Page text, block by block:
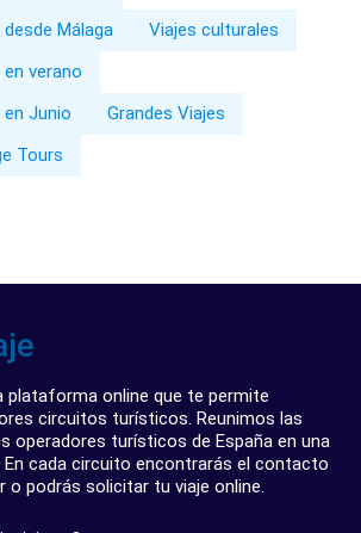
Málaga
Viajes culturales
verano
Junio
Grandes Viajes
Tours
plataforma online que te permite
circuitos turísticos. Reunimos las
operadores turísticos de España en una
cada circuito encontrarás el contacto
o podrás solicitar tu viaje online.